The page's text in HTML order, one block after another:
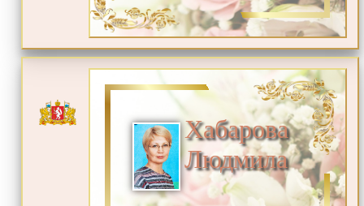
Хабарова
Людмила